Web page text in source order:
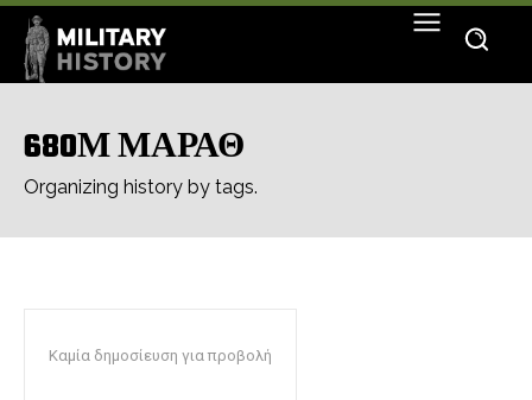
680Μ ΜΑΡΑΘ
Organizing history by tags.
Καμία δημοσίευση για προβολή